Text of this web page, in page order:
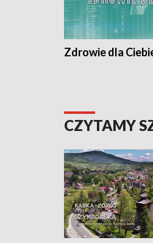
Zdrowie dla
CZYTAMY